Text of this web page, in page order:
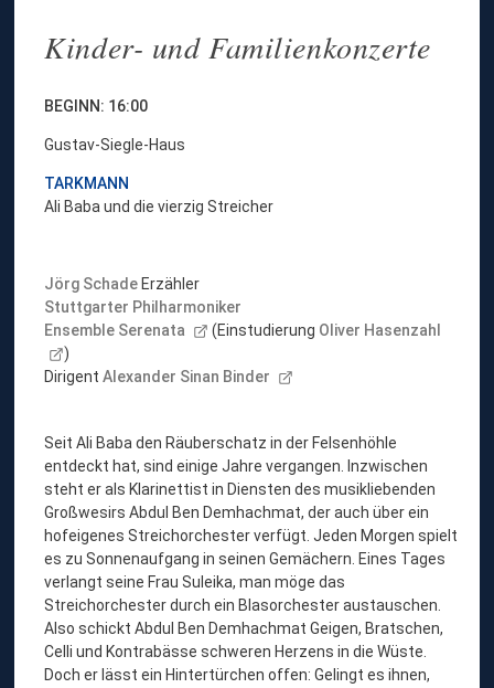
Kinder- und Familienkonzerte
BEGINN: 16:00
Gustav-Siegle-Haus
TARKMANN
Ali Baba und die vierzig Streicher
Jörg Schade Erzähler
Stuttgarter Philharmoniker
Ensemble Serenata
(Einstudierung Oliver Hasenzahl
)
DirigentAlexander Sinan Binder
Seit Ali Baba den Räuberschatz in der Felsenhöhle
entdeckt hat, sind einige Jahre vergangen. Inzwischen
steht er als Klarinettist in Diensten des musikliebenden
Großwesirs Abdul Ben Demhachmat, der auch über ein
hofeigenes Streichorchester verfügt. Jeden Morgen spielt
es zu Sonnenaufgang in seinen Gemächern. Eines Tages
verlangt seine Frau Suleika, man möge das
Streichorchester durch ein Blasorchester austauschen.
Also schickt Abdul Ben Demhachmat Geigen, Bratschen,
Celli und Kontrabässe schweren Herzens in die Wüste.
Doch er lässt ein Hintertürchen offen: Gelingt es ihnen,